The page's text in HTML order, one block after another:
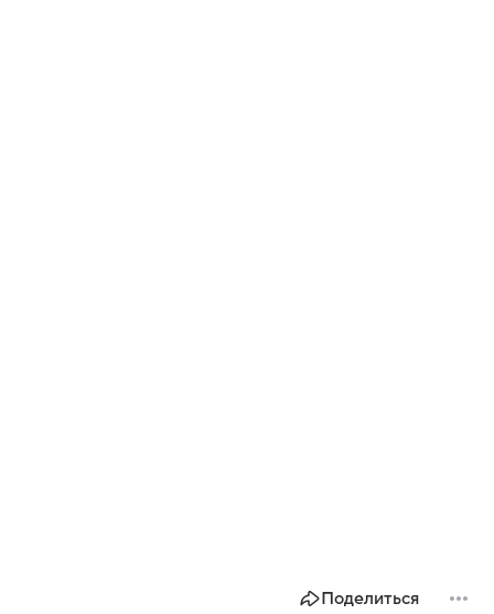
Поделиться